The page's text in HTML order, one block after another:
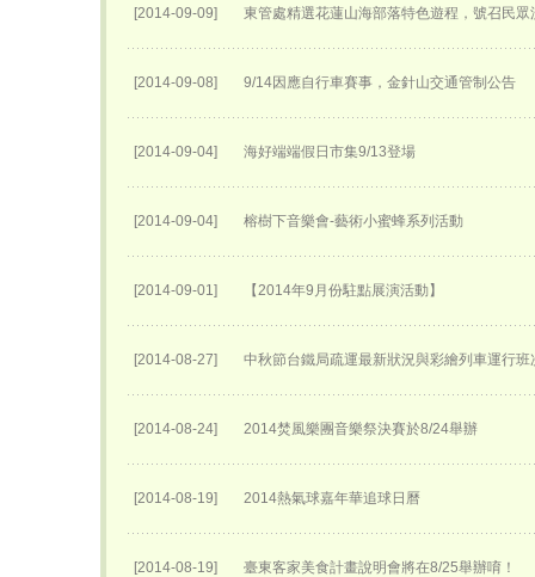
[2014-09-09] 東管處精選花蓮山海部落特色遊程，號召民
[2014-09-08] 9/14因應自行車賽事，金針山交通管制公告
[2014-09-04] 海好端端假日市集9/13登場
[2014-09-04] 榕樹下音樂會-藝術小蜜蜂系列活動
[2014-09-01] 【2014年9月份駐點展演活動】
[2014-08-27] 中秋節台鐵局疏運最新狀況與彩繪列車運行班
[2014-08-24] 2014焚風樂團音樂祭決賽於8/24舉辦
[2014-08-19] 2014熱氣球嘉年華追球日曆
[2014-08-19] 臺東客家美食計畫說明會將在8/25舉辦唷！